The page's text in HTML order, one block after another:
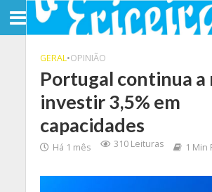
GERAL•OPINIÃO
Portugal continua a
investir 3,5% em
capacidades
Há 1 mês 310 Leituras 1 Min